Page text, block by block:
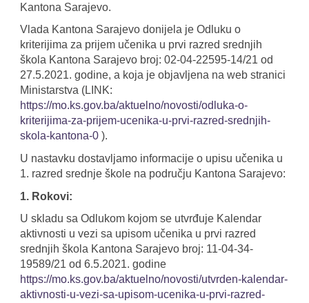
Kantona Sarajevo.
Vlada Kantona Sarajevo donijela je Odluku o
kriterijima za prijem učenika u prvi razred srednjih
škola Kantona Sarajevo broj: 02-04-22595-14/21 od
27.5.2021. godine, a koja je objavljena na web stranici
Ministarstva (LINK:
https://mo.ks.gov.ba/aktuelno/novosti/odluka-o-
kriterijima-za-prijem-ucenika-u-prvi-razred-srednjih-
skola-kantona-0 ).
U nastavku dostavljamo informacije o upisu učenika u
1. razred srednje škole na području Kantona Sarajevo:
1. Rokovi:
U skladu sa Odlukom kojom se utvrđuje Kalendar
aktivnosti u vezi sa upisom učenika u prvi razred
srednjih škola Kantona Sarajevo broj: 11-04-34-
19589/21 od 6.5.2021. godine
https://mo.ks.gov.ba/aktuelno/novosti/utvrden-kalendar-
aktivnosti-u-vezi-sa-upisom-ucenika-u-prvi-razred-